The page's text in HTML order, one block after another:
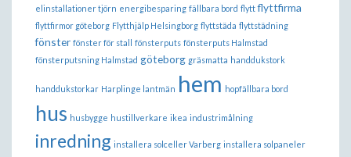
elinstallationer tjörn energibesparing fällbara bord flytt flyttfirma
flyttfirmor göteborg Flytthjälp Helsingborg flyttstäda flyttstädning
fönster fönster för stall fönsterputs fönsterputs Halmstad
fönsterputsning Halmstad göteborg gräsmatta handdukstork
handdukstorkar Harplinge lantmän hem hopfällbara bord
hus husbygge hustillverkare ikea industrimålning
inredning installera solceller Varberg installera solpaneler